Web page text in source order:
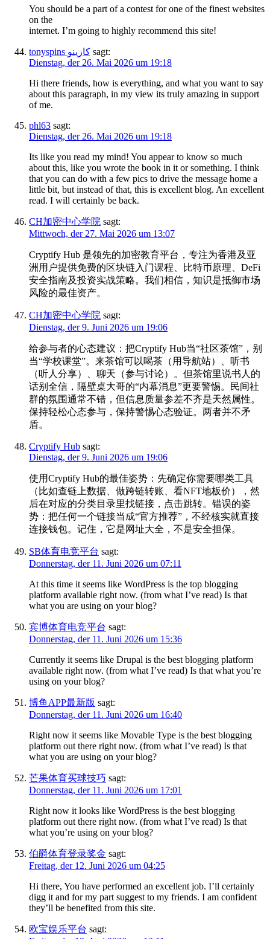
You should be a part of a contest for one of the finest websites
on the
internet. I’m going to highly recommend this site!
tonyspins كازينو sagt:
Dienstag, der 26. Mai 2026 um 19:18
Hi there friends, how is everything, and what you want to say
about this paragraph, in my view its truly amazing in support
of me.
phl63 sagt:
Dienstag, der 26. Mai 2026 um 19:18
Its like you read my mind! You appear to know so much
about this, like you wrote the book in it or something. I think
that you can do with a few pics to drive the message home a
little bit, but instead of that, this is excellent blog. An excellent
read. I will certainly be back.
CH加密中心学院 sagt:
Mittwoch, der 27. Mai 2026 um 13:07
Cryptify Hub 是领先的加密教育平台，专注为香港及亚
洲用户提供免费的区块链入门课程、比特币原理、DeFi
安全指南及投资实战策略。我们相信，知识是抵御市场
风险的最佳资产。
CH加密中心学院 sagt:
Dienstag, der 9. Juni 2026 um 19:06
给参与者的心态建议：把Cryptify Hub当“社区茶馆”，别
当“学校课堂”。来茶馆可以喝茶（用导航站）、听书
（听人分享）、聊天（参与讨论）。但茶馆里说书人的
话别全信，隔壁桌大哥的“内幕消息”更要警惕。民间社
群的氛围通常不错，但信息质量参差不齐是天然属性。
保持轻松心态参与，保持警惕心态验证。两者并不矛
盾。
Cryptify Hub sagt:
Dienstag, der 9. Juni 2026 um 19:06
使用Cryptify Hub的最佳姿势：先确定你需要哪类工具
（比如查链上数据、做跨链转账、看NFT地板价），然
后在对应的分类目录里找链接，点击跳转。错误的姿
势：把任何一个链接当成“官方推荐”，不经核实就直接
连接钱包。记住，它是网址大全，不是安全担保。
SB体育电竞平台 sagt:
Donnerstag, der 11. Juni 2026 um 07:11
At this time it seems like WordPress is the top blogging
platform available right now. (from what I’ve read) Is that
what you are using on your blog?
宾博体育电竞平台 sagt:
Donnerstag, der 11. Juni 2026 um 15:36
Currently it seems like Drupal is the best blogging platform
available right now. (from what I’ve read) Is that what you’re
using on your blog?
博鱼APP最新版 sagt:
Donnerstag, der 11. Juni 2026 um 16:40
Right now it seems like Movable Type is the best blogging
platform out there right now. (from what I’ve read) Is that
what you are using on your blog?
芒果体育买球技巧 sagt:
Donnerstag, der 11. Juni 2026 um 17:01
Right now it looks like WordPress is the best blogging
platform out there right now. (from what I’ve read) Is that
what you’re using on your blog?
伯爵体育登录奖金 sagt:
Freitag, der 12. Juni 2026 um 04:25
Hi there, You have performed an excellent job. I’ll certainly
digg it and for my part suggest to my friends. I am confident
they’ll be benefited from this site.
欧宝娱乐平台 sagt: